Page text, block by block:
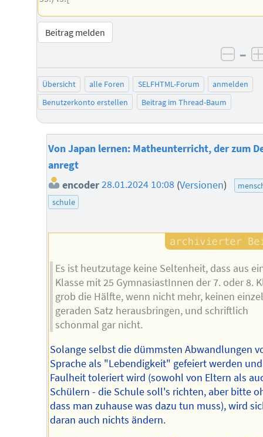
Beitrag melden
–
Übersicht alle Foren SELFHTML-Forum
anmelden
Benutzerkonto erstellen
Beitrag im Thread-Baum
Von Japan lernen: Matheunterricht, der zum
anregt
encoder28.01.2024 10:08 (Versionen)
schule
Es ist heutzutage keine Seltenheit, dass aus
Klasse mit 25 GymnasiastInnen der 7. oder 8.
grob die Hälfte, wenn nicht mehr, keinen
geraden Satz herausbringen, und schriftlich
schonmal gar nicht.
Solange selbst die dümmsten Abwandlungen
Sprache als "Lebendigkeit" gefeiert werden
Faulheit toleriert wird (sowohl von Eltern als
Schülern - die Schule soll's richten, aber bitte
dass man zuhause was dazu tun muss), wird
daran auch nichts ändern.